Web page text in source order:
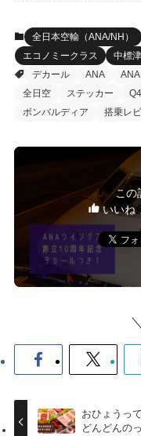
全日本空輸（ANA/NH）
エコノミークラス
中標
デカール
ANA
全日空
ステッカー
ボンバルディア
搭乗レ
この
いいね
おひょうっ
どんどんの